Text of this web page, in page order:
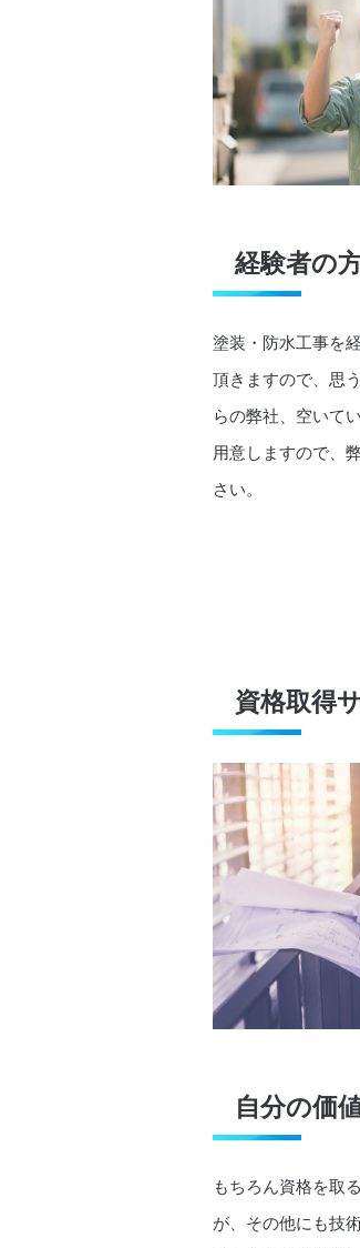
経験者の
塗装・防水工事を
頂きますので、思
らの弊社、空いて
用意しますので、
さい。
資格取得
自分の価
もちろん資格を取
が、その他にも技